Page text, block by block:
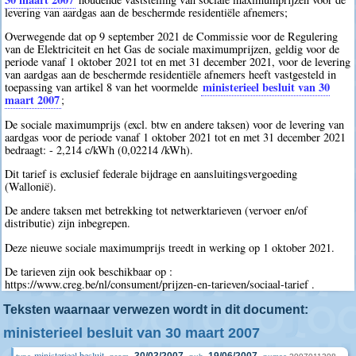
levering van aardgas aan de beschermde residentiële afnemers;
Overwegende dat op 9 september 2021 de Commissie voor de Regulering
van de Elektriciteit en het Gas de sociale maximumprijzen, geldig voor de
periode vanaf 1 oktober 2021 tot en met 31 december 2021, voor de levering
van aardgas aan de beschermde residentiële afnemers heeft vastgesteld in
toepassing van artikel 8 van het voormelde ministerieel besluit van 30
maart 2007;
De sociale maximumprijs (excl. btw en andere taksen) voor de levering van
aardgas voor de periode vanaf 1 oktober 2021 tot en met 31 december 2021
bedraagt: - 2,214 c/kWh (0,02214 /kWh).
Dit tarief is exclusief federale bijdrage en aansluitingsvergoeding
(Wallonië).
De andere taksen met betrekking tot netwerktarieven (vervoer en/of
distributie) zijn inbegrepen.
Deze nieuwe sociale maximumprijs treedt in werking op 1 oktober 2021.
De tarieven zijn ook beschikbaar op :
https://www.creg.be/nl/consument/prijzen-en-tarieven/sociaal-tarief .
Teksten waarnaar verwezen wordt in dit document:
ministerieel besluit van 30 maart 2007